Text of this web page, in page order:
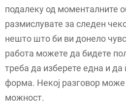
подалеку од моменталните
размислувате за следен
нешто што би ви донело
работа можете да бидете
треба да изберете една и да
форма. Некој разговор
можност.